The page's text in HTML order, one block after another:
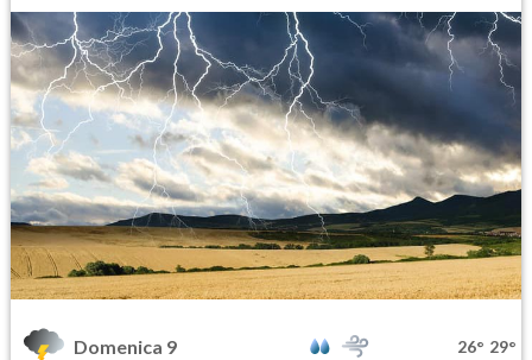
Domenica 9 26° 29°